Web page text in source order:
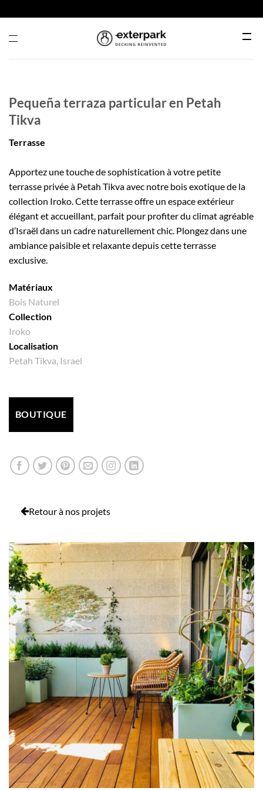
au
contenu
Pequeña terraza particular en Petah
Tikva
Terrasse
Apportez une touche de sophistication à votre petite
terrasse privée à Petah Tikva avec notre bois exotique de la
collection Iroko. Cette terrasse offre un espace extérieur
élégant et accueillant, parfait pour profiter du climat agréable
d’Israël dans un cadre naturellement chic. Plongez dans une
ambiance paisible et relaxante depuis cette terrasse
exclusive.
Matériaux
Bois Naturel
Collection
Iroko
Localisation
Petah Tikva, Israel
BOUTIQUE
Retour à nos projets